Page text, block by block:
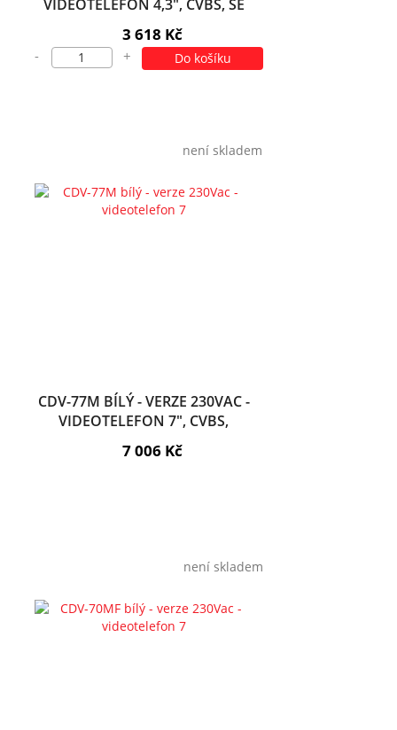
VIDEOTELEFON 4,3", CVBS, SE
SLUCH., 2 VST.
3 618 Kč
- + Do košíku
není skladem
CDV-77M BÍLÝ - VERZE 230VAC -
VIDEOTELEFON 7", CVBS,
HANDSFREE, 2 VST.
7 006 Kč
není skladem